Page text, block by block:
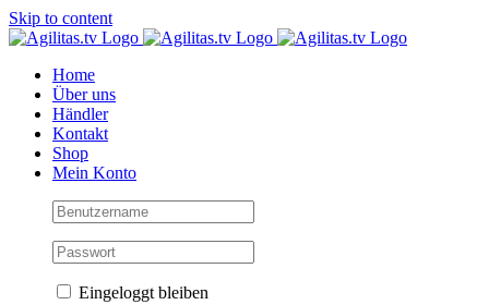
Skip to content
Home
Über uns
Händler
Kontakt
Shop
Mein Konto
Eingeloggt bleiben